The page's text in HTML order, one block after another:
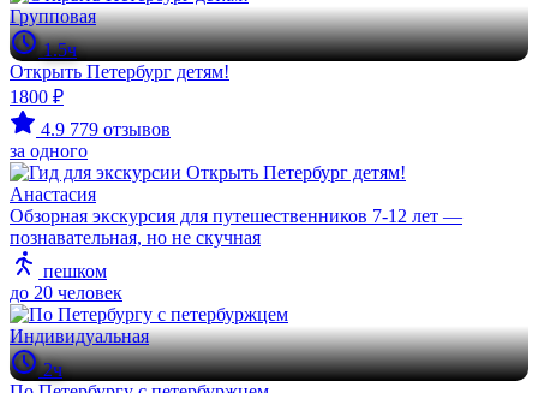
Групповая
1.5ч
Открыть Петербург детям!
1800 ₽
4.9 779 отзывов
за одного
Анастасия
Обзорная экскурсия для путешественников 7-12 лет —
познавательная, но не скучная
пешком
до 20 человек
Индивидуальная
2ч